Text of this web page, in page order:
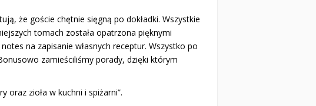
że goście chętnie sięgną po dokładki. Wszystkie
tomach została opatrzona pięknymi
na zapisanie własnych receptur. Wszystko po
zamieściliśmy porady, dzięki którym
zioła w kuchni i spiżarni”.